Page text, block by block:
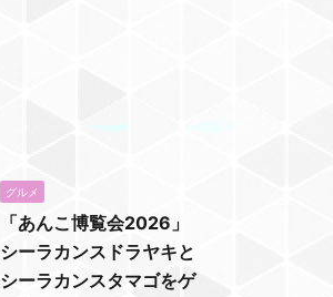
グルメ
「あんこ博覧会2026」
シーラカンスドラヤキと
シーラカンスタマゴをゲ